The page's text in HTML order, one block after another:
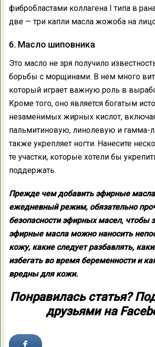
фибробластами коллагена I типа в
две — три капли масла жожоба на
6. Масло шиповника
Это масло не зря получило
борьбы с морщинами. В нем много
который играет важную роль в
Кроме того, оно является богатым
незаменимых жирных кислот,
пальмитиновую, линолевую и гамма-
также укрепляет ногти. Нанесите
те участки, которые хотели бы
поддержать.
Прежде чем добавить эфирные масла
ежедневный режим, обязательно
безопасности эфирных масел, чтобы
эфирные масла можно наносить
кожу, какие следует разбавлять,
избегать во время беременности и
вредны для кожи.
Понравилась статья?
друзьями на